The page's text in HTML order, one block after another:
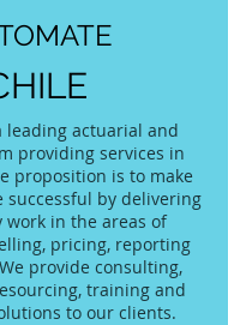
leading actuarial and
providing services in
proposition is to make
successful by delivering
in the areas of
pricing, reporting
provide consulting,
training and
to our clients.